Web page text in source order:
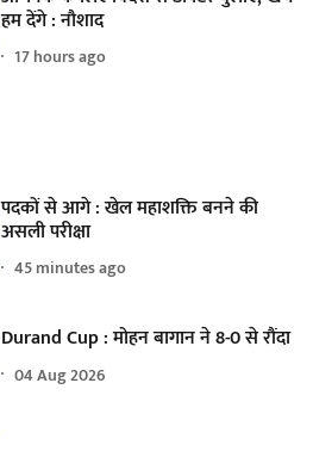
हम देंगे : नौशाद
17 hours ago
पदकों से आगे : खेल महाशक्ति बनने की
असली परीक्षा
45 minutes ago
Durand Cup : मोहन बागान ने 8-0 से रौंदा
04 Aug 2026